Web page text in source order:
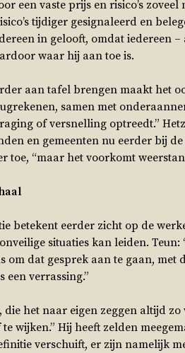
een vaste prijs en risico’s
tijdiger gesignaleerd en
in gelooft, omdat iedereen
waar hij aan toe is.
aan tafel brengen maakt het
samen met
of versnelling optreedt.”
en gemeenten nu eerder bij
toe, “maar het voorkomt
betekent eerder zicht op de
situaties kan leiden.
om dat gesprek aan te gaan,
verrassing.”
die het naar eigen zeggen altijd
wijken.” Hij heeft zelden
verschuift, er zijn namelijk